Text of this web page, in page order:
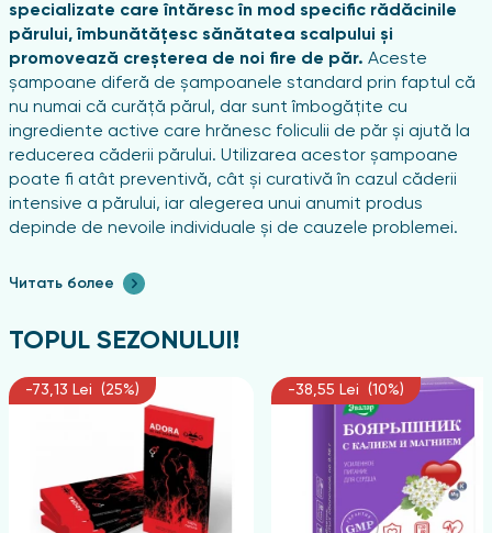
specializate care întăresc în mod specific rădăcinile
părului, îmbunătățesc sănătatea scalpului și
promovează creșterea de noi fire de păr. Aceste
șampoane diferă de șampoanele standard prin faptul că
nu numai că curăță părul, dar sunt îmbogățite cu
ingrediente active care hrănesc foliculii de păr și ajută la
reducerea căderii părului. Utilizarea acestor șampoane
poate fi atât preventivă, cât și curativă în cazul căderii
intensive a părului, iar alegerea unui anumit produs
depinde de nevoile individuale și de cauzele problemei.
Șampoanele împotriva căderii părului conțin
substanțe active precum:
vitaminele B;
cafeina;
extracte naturale;
aminoacizi.
Componentele precum vitaminele și mineralele joacă un
Читать более
TOPUL SEZONULUI!
-73,13 Lei (25%) -38,55 Lei (10%)